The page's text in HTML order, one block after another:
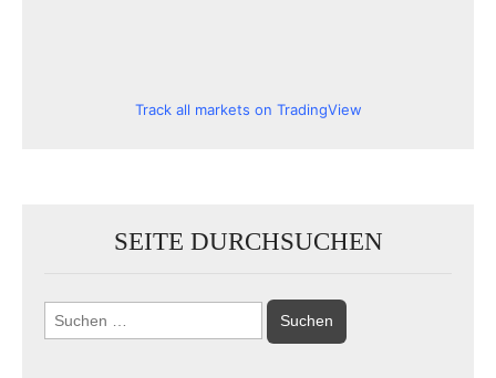
Track all markets on TradingView
SEITE DURCHSUCHEN
Suchen
nach: